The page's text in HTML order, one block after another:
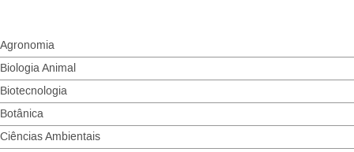
Agronomia
Biologia Animal
Biotecnologia
Botânica
Ciências Ambientais